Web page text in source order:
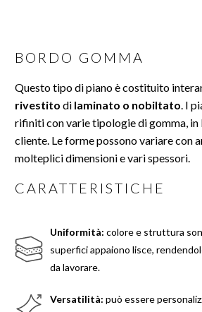
BORDO GOMMA
Questo tipo di piano è costituito
rivestito di laminato o nobiltato. I
rifiniti con varie tipologie di gomma, in
cliente. Le forme possono variare con
molteplici dimensioni e vari spessori.
CARATTERISTICHE
Uniformità: colore e struttura
superfici appaiono lisce,
da lavorare.
Versatilità: può essere